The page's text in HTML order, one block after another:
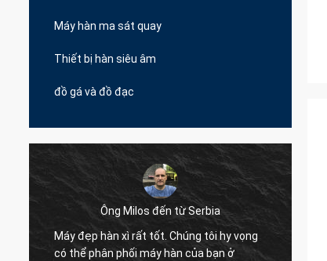
Máy hàn ma sát quay
Thiết bị hàn siêu âm
đồ gá và đồ đạc
Ông Milos đến từ Serbia
Máy đẹp hàn xì rất tốt. Chúng tôi hy vọng
có thể phân phối máy hàn của bạn ở